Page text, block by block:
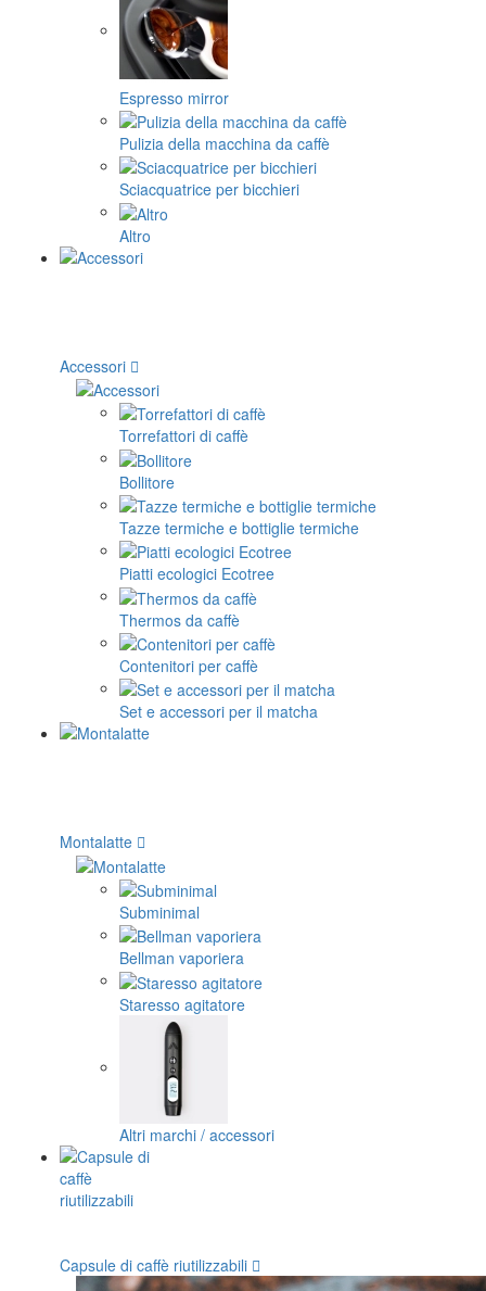
Espresso mirror
Pulizia della macchina da caffè
Sciacquatrice per bicchieri
Altro
Accessori
Torrefattori di caffè
Bollitore
Tazze termiche e bottiglie termiche
Piatti ecologici Ecotree
Thermos da caffè
Contenitori per caffè
Set e accessori per il matcha
Montalatte
Subminimal
Bellman vaporiera
Staresso agitatore
Altri marchi / accessori
Capsule di caffè riutilizzabili